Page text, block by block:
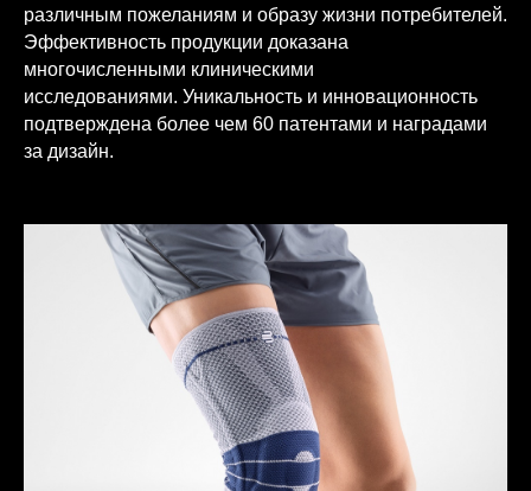
различным пожеланиям и образу жизни потребителей.
Эффективность продукции доказана
многочисленными клиническими
исследованиями. Уникальность и инновационность
подтверждена более чем 60 патентами и наградами
за дизайн.